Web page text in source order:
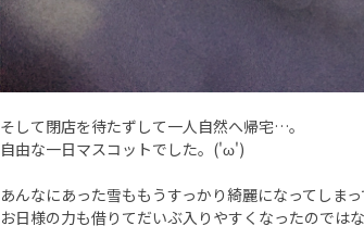
そして閉店を待たずして一人自然へ帰宅…。
自由な一日マスコットでした。('ω')
あんなにあった雪ももうすっかり綺麗になってしまっ
お日様の力も借りてだいぶ入りやすくなったのではな